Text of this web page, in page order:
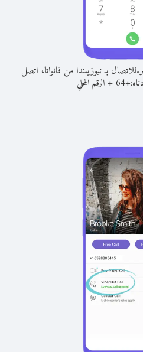
للاتصال بـ نيوزيلندا من فانواتا، اتصل
+
64
+الرقم المحلي